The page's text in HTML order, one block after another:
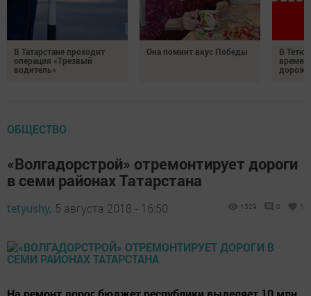
В Татарстане проходит
операция «Трезвый
водитель»
Она помнит вкус Победы
В
ОБЩЕСТВО
«Волгадорстрой» отремонтирует дороги
в семи районах Татарстана
tetyushy, 5 августа 2018 - 16:50 1529 0 1